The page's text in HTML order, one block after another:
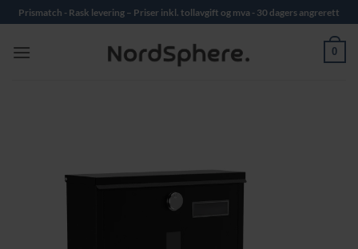
Skip
to
content
Prismatch - Rask levering – Priser inkl. tollavgift og mva - 30 dagers angrerett
0